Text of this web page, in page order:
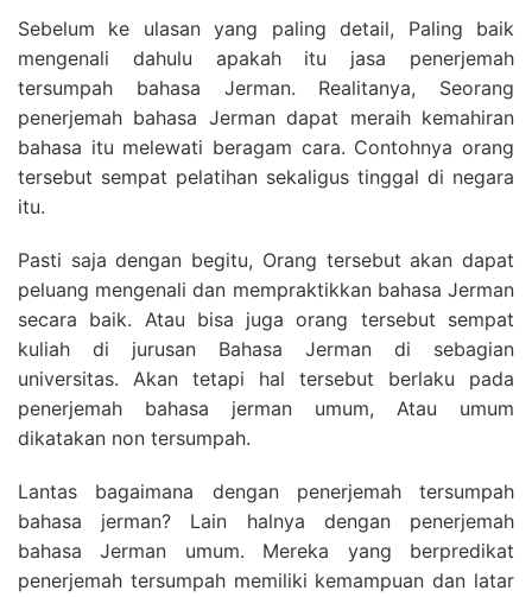
Sebelum ke ulasan yang paling detail, Paling baik
mengenali dahulu apakah itu jasa penerjemah
tersumpah bahasa Jerman. Realitanya, Seorang
penerjemah bahasa Jerman dapat meraih kemahiran
bahasa itu melewati beragam cara. Contohnya orang
tersebut sempat pelatihan sekaligus tinggal di negara
itu.
Pasti saja dengan begitu, Orang tersebut akan dapat
peluang mengenali dan mempraktikkan bahasa Jerman
secara baik. Atau bisa juga orang tersebut sempat
kuliah di jurusan Bahasa Jerman di sebagian
universitas. Akan tetapi hal tersebut berlaku pada
penerjemah bahasa jerman umum, Atau umum
dikatakan non tersumpah.
Lantas bagaimana dengan penerjemah tersumpah
bahasa jerman? Lain halnya dengan penerjemah
bahasa Jerman umum. Mereka yang berpredikat
penerjemah tersumpah memiliki kemampuan dan latar